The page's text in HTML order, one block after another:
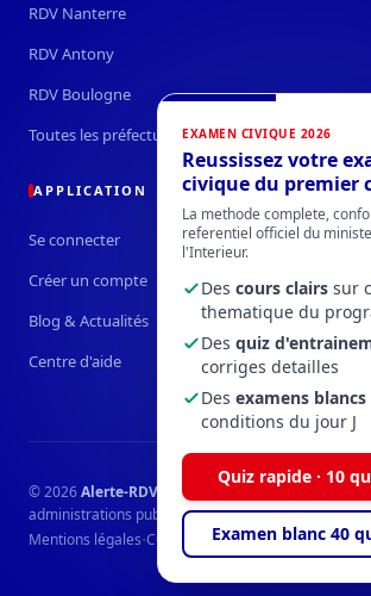
EXAMEN CIVIQUE 2026
Reussissez votre
civique du premier
La methode complete,
referentiel officiel du
l'Interieur.
Des cours clairs sur
thematique du
Des quiz
corriges detailles
Des examens blancs
conditions du jour J
Quiz rapide · 10
Examen blanc 40
RDV Nanterre
RDV Antony
RDV Boulogne
Toutes les préfectures →
APPLICATION
Se connecter
Créer un compte
Blog & Actualités
Centre d'aide
© 2026Alerte-RDV-Prefecture.fr
— Service privé
administrations publiques.
Mentions légales·CGU / CGV·Confidentialité·Plan